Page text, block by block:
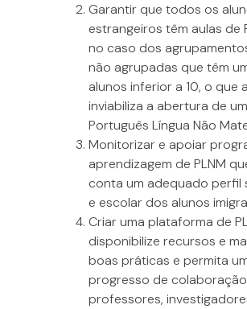
Garantir que todos os
estrangeiros têm aulas de
no caso dos
não agrupadas que têm
alunos inferior a 10, o que
inviabiliza a abertura de
Português Língua Não
Monitorizar e apoiar
aprendizagem de PLNM
conta um adequado perfil
e escolar dos alunos
Criar uma plataforma de
disponibilize recursos e
boas práticas e permita
progresso de
professores,